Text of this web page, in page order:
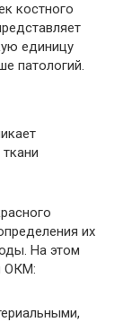
костного
единицу
патологий.
их
На этом
ОКМ: